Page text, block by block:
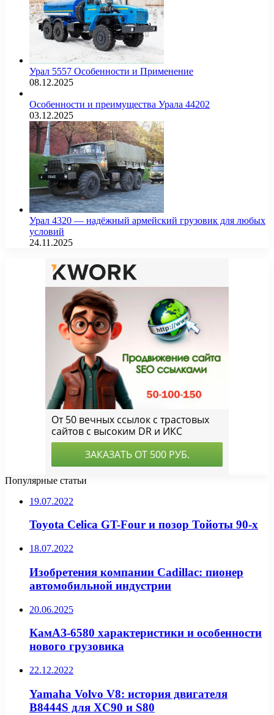
Урал 5557 Особенности и Применение
08.12.2025
Особенности и преимущества Урала 44202
03.12.2025
Урал 4320 — надёжный армейский грузовик для любых
условий
24.11.2025
Популярные статьи
19.07.2022
Toyota Celica GT-Four и позор Тойоты 90-х
18.07.2022
Изобретения компании Cadillac: пионер
автомобильной индустрии
20.06.2025
КамАЗ-6580 характеристики и особенности
нового грузовика
22.12.2022
Yamaha Volvo V8: история двигателя
B8444S для XC90 и S80